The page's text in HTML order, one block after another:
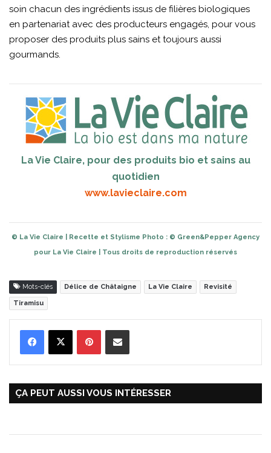
soin chacun des ingrédients issus de filières biologiques
en partenariat avec des producteurs engagés, pour vous
proposer des produits plus sains et toujours aussi
gourmands.
La Vie Claire, pour des produits bio et sains au
quotidien
www.lavieclaire.com
© La Vie Claire | Recette et Stylisme Photo : © Green&Pepper Agency
pour La Vie Claire | Tous droits de reproduction réservés
Mots-clés Délice de Châtaigne La Vie Claire Revisité
Tiramisu
ÇA PEUT AUSSI VOUS INTÉRESSER